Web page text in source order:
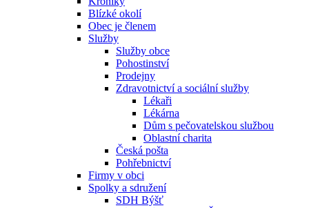
Blízké okolí
Obec je členem
Služby
Služby obce
Pohostinství
Prodejny
Zdravotnictví a sociální služby
Lékaři
Lékárna
Dům s pečovatelskou službou
Oblastní charita
Česká pošta
Pohřebnictví
Firmy v obci
Spolky a sdružení
SDH Býšť